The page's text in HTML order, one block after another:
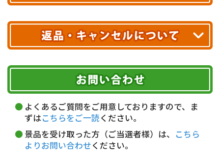
10,000円未満 全国一律1,100円(税込)
配送業者
ヤマト運輸
お届け可能時間帯
午前中 14～16時
16～18時
18～20時
19～21時 指定なし
クレジットカード
代金引換(現金のみ)
5,000円未満…330円(税込)
銀行振込(前払い)
期限を含むルール（条件）や、お客様にご負担い
ただく費用がございます。
詳しくはこちら▶
よくあるご質問をご用意しておりますので、ま
ずはこちらをご一読ください。
景品を受け取った方（ご当選者様）は、 こちら
よりお問い合わせください。